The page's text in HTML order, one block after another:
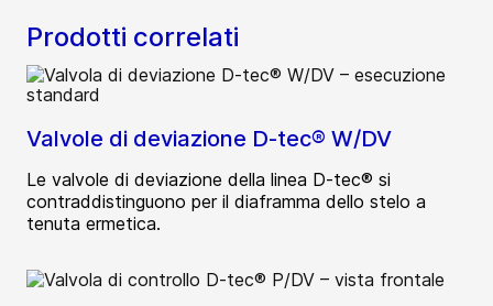
Prodotti correlati
Valvole di deviazione D-tec® W/DV
Le valvole di deviazione della linea D-tec® si
contraddistinguono per il diaframma dello stelo a
tenuta ermetica.